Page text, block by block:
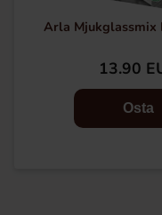
Arla Mjukglassmix
13.90
Osta